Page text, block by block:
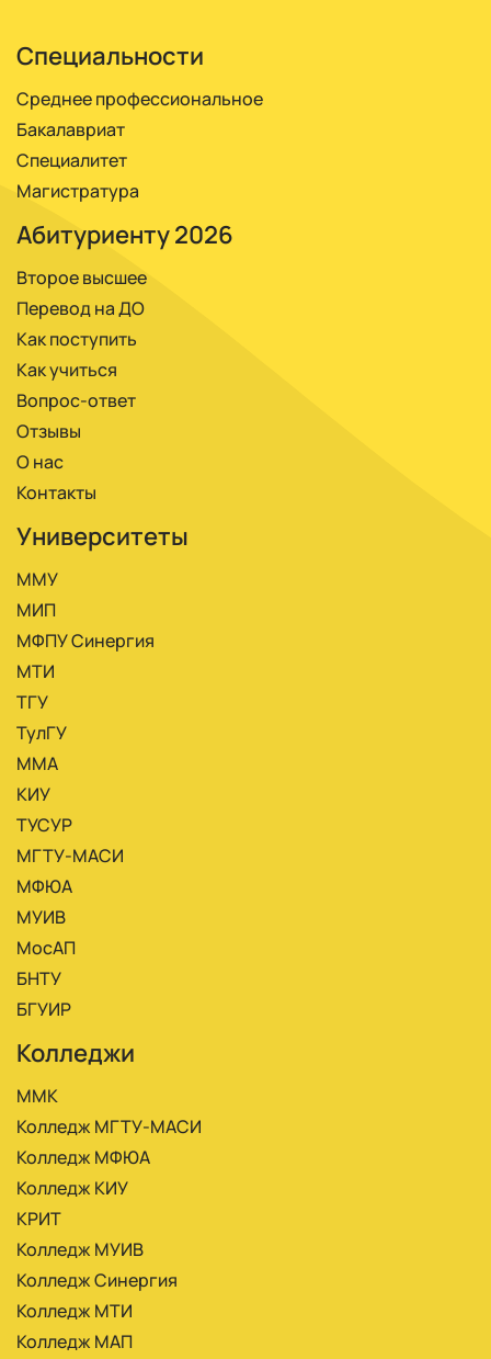
Специальности
Среднее профессиональное
Бакалавриат
Специалитет
Магистратура
Абитуриенту 2026
Второе высшее
Перевод на ДО
Как поступить
Как учиться
Вопрос-ответ
Отзывы
О нас
Контакты
Университеты
ММУ
МИП
МФПУ Синергия
МТИ
ТГУ
ТулГУ
ММА
КИУ
ТУСУР
МГТУ-МАСИ
МФЮА
МУИВ
МосАП
БНТУ
БГУИР
Колледжи
ММК
Колледж МГТУ-МАСИ
Колледж МФЮА
Колледж КИУ
КРИТ
Колледж МУИВ
Колледж Синергия
Колледж МТИ
Колледж МАП